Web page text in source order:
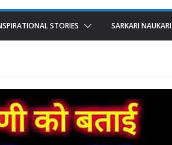
STORIES SARKARI NAUKARI